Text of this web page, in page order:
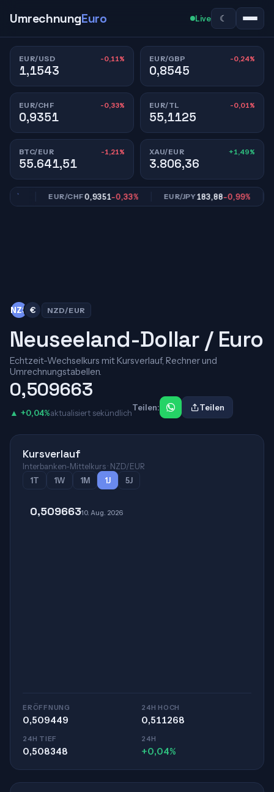
UmrechnungEuro Live ☾
EUR/USD -0,11%
1,1543
EUR/GBP -0,24%
0,8545
EUR/CHF -0,33%
0,9351
EUR/TL -0,01%
55,1125
BTC/EUR -1,21%
55.641,51
XAU/EUR +1,49%
3.806,36
EUR/CHF0,9351-0,33% EUR/JPY183,88-0,99%
NZ$ € NZD/EUR
Neuseeland-Dollar / Euro
Echtzeit-Wechselkurs mit Kursverlauf, Rechner und
Umrechnungstabellen.
0,509663
▲ +0,04%aktualisiert sekündlich
Teilen: Teilen
Kursverlauf
Interbanken-Mittelkurs · NZD/EUR
1T
1W 1M 1J 5J
0,50966310. Aug. 2026
ERÖFFNUNG
0,509449
24H HOCH
0,511268
24H TIEF
0,508348
24H
+0,04%